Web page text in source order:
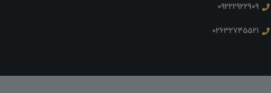
09222922909
02632745521